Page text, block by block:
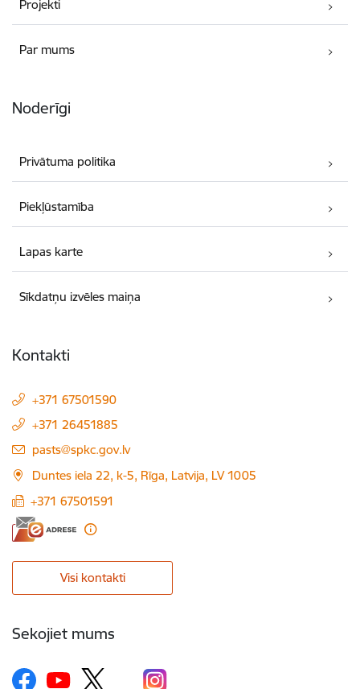
Projekti
Par mums
Noderīgi
Privātuma politika
Piekļūstamība
Lapas karte
Sīkdatņu izvēles maiņa
Kontakti
+371 67501590
+371 26451885
E-pasts:
pasts@spkc.gov.lv
Duntes iela 22, k-5, Rīga, Latvija, LV 1005
+371 67501591
Visi kontakti
Sekojiet mums